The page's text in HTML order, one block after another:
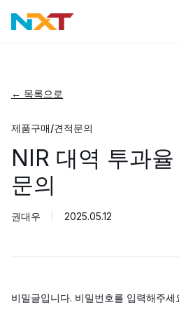
← 목록으로
제품구매/견적문의
NIR 대역 투과
문의
권대우 2025.05.12
비밀글입니다. 비밀번호를 입력해주세